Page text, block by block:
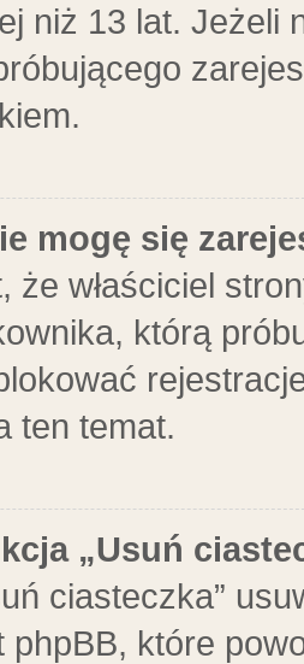
niż 13 lat. Jeżeli
mogę się
że właściciel
którą
ten temat.
„Usuń
ciasteczka”
phpBB, które